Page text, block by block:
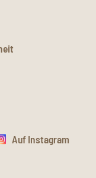
Auf Instagram